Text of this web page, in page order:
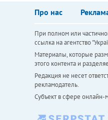
Про нас
При полном или
ссылка на агентство
Материалы, которые
этого контента и
Редакция не несет
рекламодатель.
Субъект в сфере